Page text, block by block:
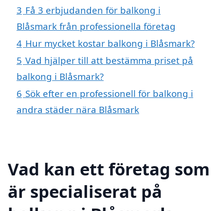
3 Få 3 erbjudanden för balkong i
Blåsmark från professionella företag
4 Hur mycket kostar balkong i Blåsmark?
5 Vad hjälper till att bestämma priset på
balkong i Blåsmark?
6 Sök efter en professionell för balkong i
andra städer nära Blåsmark
Vad kan ett företag som
är specialiserat på